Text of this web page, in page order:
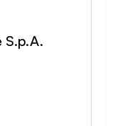
S.p.A.